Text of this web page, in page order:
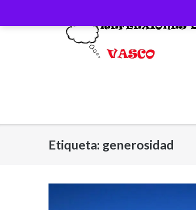
Etiqueta: generosidad